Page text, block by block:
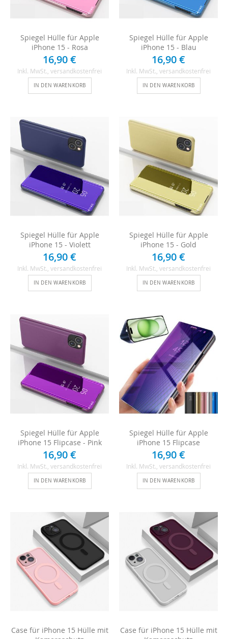
Spiegel Hülle für Apple
iPhone 15 - Rosa
16,90 €
Inkl. MwSt. , versandkostenfrei
IN DEN WARENKORB
Spiegel Hülle für Apple
iPhone 15 - Blau
16,90 €
Inkl. MwSt. , versandkostenfrei
IN DEN WARENKORB
Spiegel Hülle für Apple
iPhone 15 - Violett
16,90 €
Inkl. MwSt. , versandkostenfrei
IN DEN WARENKORB
Spiegel Hülle für Apple
iPhone 15 - Gold
16,90 €
Inkl. MwSt. , versandkostenfrei
IN DEN WARENKORB
Spiegel Hülle für Apple
iPhone 15 Flipcase - Pink
16,90 €
Inkl. MwSt. , versandkostenfrei
IN DEN WARENKORB
Spiegel Hülle für Apple
iPhone 15 Flipcase
16,90 €
Inkl. MwSt. , versandkostenfrei
IN DEN WARENKORB
Case für iPhone 15 Hülle mit
Case für iPhone 15 Hülle mit